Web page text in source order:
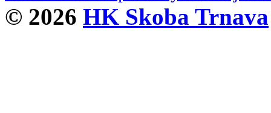
© 2026 HK Skoba Trnava